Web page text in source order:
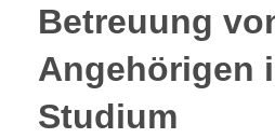
Betreuung
Angehörigen
Studium